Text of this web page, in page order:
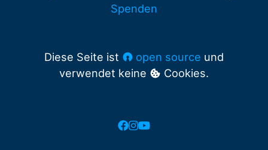
Spenden
Diese Seite ist open source und
verwendet keine
Cookies.